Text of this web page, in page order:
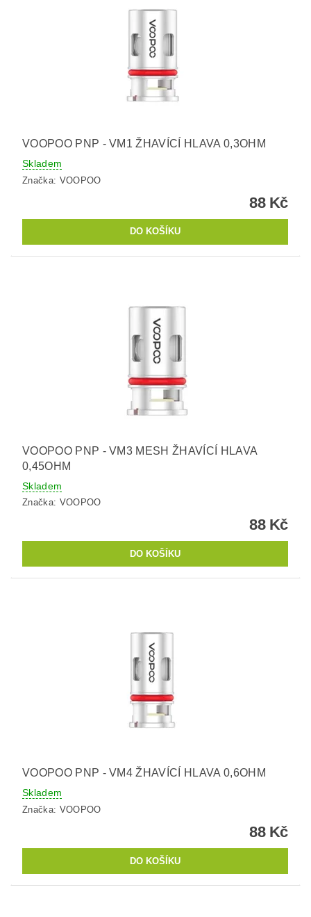
VOOPOO PNP - VM1 ŽHAVÍCÍ HLAVA 0,3OHM
Skladem
Značka: VOOPOO
88 Kč
VOOPOO PNP - VM3 MESH ŽHAVÍCÍ HLAVA
0,45OHM
Skladem
Značka: VOOPOO
88 Kč
VOOPOO PNP - VM4 ŽHAVÍCÍ HLAVA 0,6OHM
Skladem
Značka: VOOPOO
88 Kč